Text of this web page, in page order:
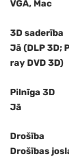
VGA, Mac
3D saderība
Jā (DLP 3D;
ray DVD 3D)
Pilnīga 3D
Jā
Drošība
Drošības